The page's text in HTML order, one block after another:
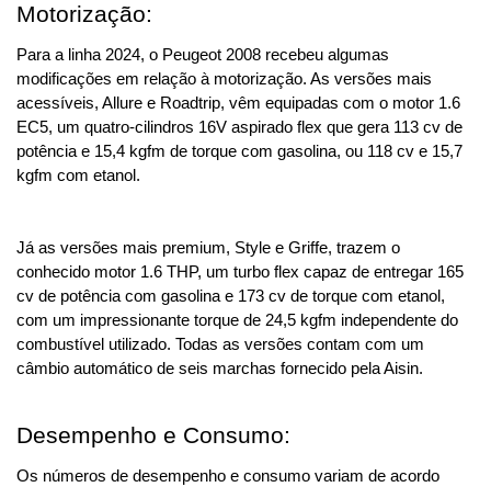
Motorização:
Para a linha 2024, o Peugeot 2008 recebeu algumas
modificações em relação à motorização. As versões mais
acessíveis, Allure e Roadtrip, vêm equipadas com o motor 1.6
EC5, um quatro-cilindros 16V aspirado flex que gera 113 cv de
potência e 15,4 kgfm de torque com gasolina, ou 118 cv e 15,7
kgfm com etanol.
Já as versões mais premium, Style e Griffe, trazem o
conhecido motor 1.6 THP, um turbo flex capaz de entregar 165
cv de potência com gasolina e 173 cv de torque com etanol,
com um impressionante torque de 24,5 kgfm independente do
combustível utilizado. Todas as versões contam com um
câmbio automático de seis marchas fornecido pela Aisin.
Desempenho e Consumo:
Os números de desempenho e consumo variam de acordo